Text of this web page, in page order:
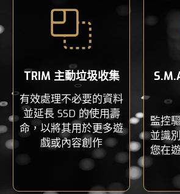
TRIM 主動垃圾收集
有效處理不必要的資料
並延長 SSD 的使用壽
命，以將其用於更多遊
戲或內容創作
監控
並識
您在